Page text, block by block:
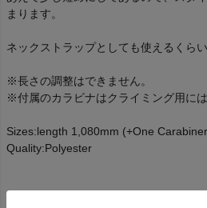
まります。
ネックストラップとしても使えるくらい
※長さの調整はできません。
※付属のカラビナはクライミング用には
Sizes:length 1,080mm (+One
Quality:Polyester